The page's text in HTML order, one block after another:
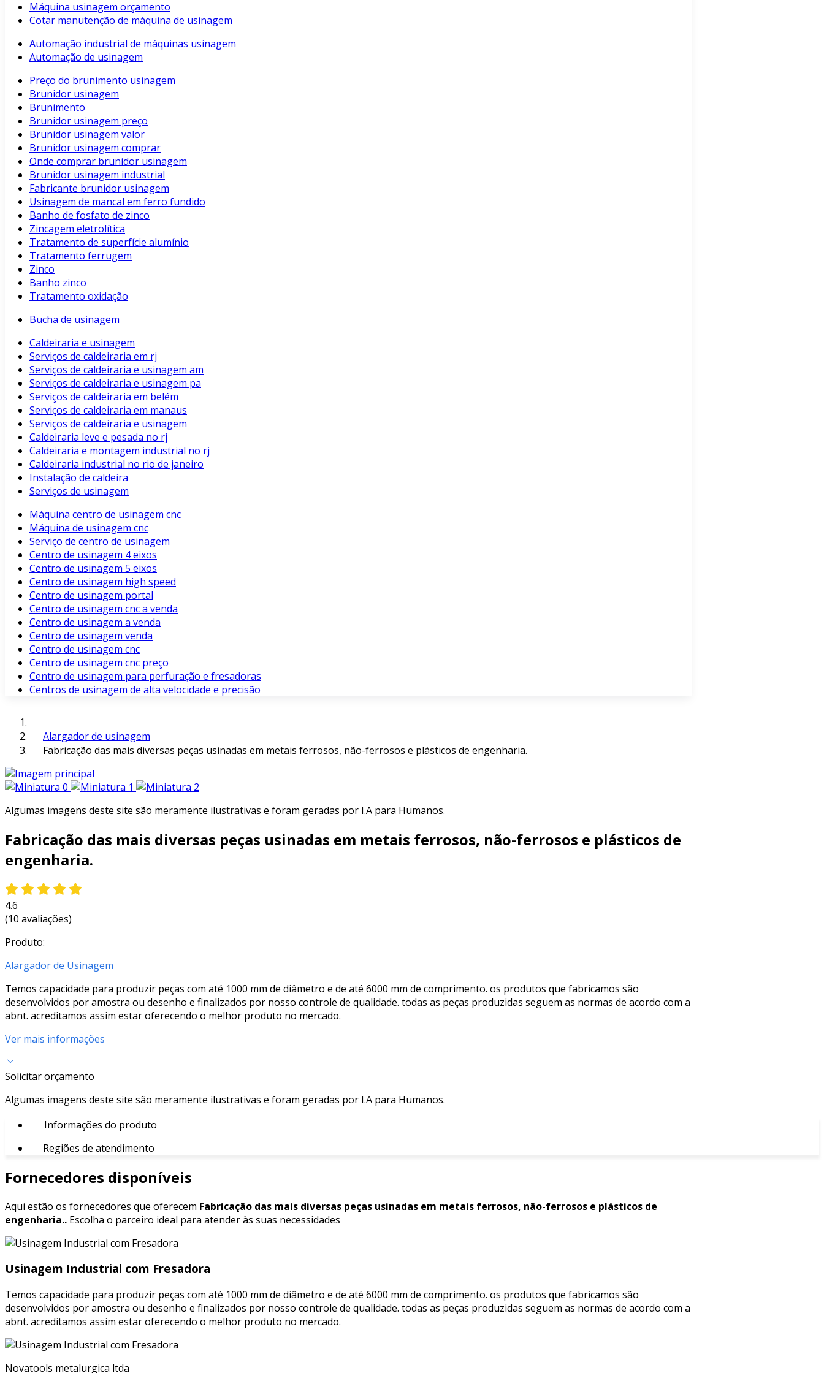
Máquina usinagem orçamento
Cotar manutenção de máquina de usinagem
Automação industrial de máquinas usinagem
Automação de usinagem
Preço do brunimento usinagem
Brunidor usinagem
Brunimento
Brunidor usinagem preço
Brunidor usinagem valor
Brunidor usinagem comprar
Onde comprar brunidor usinagem
Brunidor usinagem industrial
Fabricante brunidor usinagem
Usinagem de mancal em ferro fundido
Banho de fosfato de zinco
Zincagem eletrolítica
Tratamento de superfície alumínio
Tratamento ferrugem
Zinco
Banho zinco
Tratamento oxidação
Bucha de usinagem
Caldeiraria e usinagem
Serviços de caldeiraria em rj
Serviços de caldeiraria e usinagem am
Serviços de caldeiraria e usinagem pa
Serviços de caldeiraria em belém
Serviços de caldeiraria em manaus
Serviços de caldeiraria e usinagem
Caldeiraria leve e pesada no rj
Caldeiraria e montagem industrial no rj
Caldeiraria industrial no rio de janeiro
Instalação de caldeira
Serviços de usinagem
Máquina centro de usinagem cnc
Máquina de usinagem cnc
Serviço de centro de usinagem
Centro de usinagem 4 eixos
Centro de usinagem 5 eixos
Centro de usinagem high speed
Centro de usinagem portal
Centro de usinagem cnc a venda
Centro de usinagem a venda
Centro de usinagem venda
Centro de usinagem cnc
Centro de usinagem cnc preço
Centro de usinagem para perfuração e fresadoras
Centros de usinagem de alta velocidade e precisão
Alargador de usinagem
Fabricação das mais diversas peças usinadas em metais ferrosos, não-ferrosos e plásticos de engenharia.
Algumas imagens deste site são meramente ilustrativas e foram geradas por I.A para Humanos.
Fabricação das mais diversas peças usinadas em metais ferrosos, não-ferrosos e plásticos de
engenharia.
4.6
(10 avaliações)
Produto:
Alargador de Usinagem
Temos capacidade para produzir peças com até 1000 mm de diâmetro e de até 6000 mm de comprimento. os produtos que fabricamos são
desenvolvidos por amostra ou desenho e finalizados por nosso controle de qualidade. todas as peças produzidas seguem as normas de acordo com a
abnt. acreditamos assim estar oferecendo o melhor produto no mercado.
Ver mais informações
Solicitar orçamento
Algumas imagens deste site são meramente ilustrativas e foram geradas por I.A para Humanos.
Informações do produto
Regiões de atendimento
Fornecedores disponíveis
Aqui estão os fornecedores que oferecem Fabricação das mais diversas peças usinadas em metais ferrosos, não-ferrosos e plásticos de
engenharia.. Escolha o parceiro ideal para atender às suas necessidades
Usinagem Industrial com Fresadora
Temos capacidade para produzir peças com até 1000 mm de diâmetro e de até 6000 mm de comprimento. os produtos que fabricamos são
desenvolvidos por amostra ou desenho e finalizados por nosso controle de qualidade. todas as peças produzidas seguem as normas de acordo com a
abnt. acreditamos assim estar oferecendo o melhor produto no mercado.
Novatools metalurgica ltda